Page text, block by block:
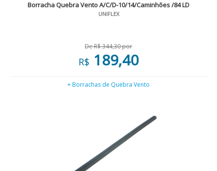
Borracha Quebra Vento A/C/D-10/14/Caminhões /84 LD
UNIFLEX
De R$ 344,30 por
R$ 189,40
+ Borrachas de Quebra Vento